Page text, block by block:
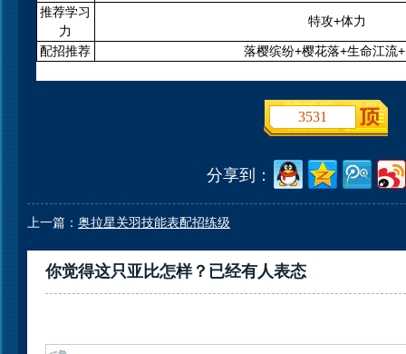
推荐学习
力
特攻+体力
配招推荐 落樱缤纷+樱花落+生命江流
3531
分享到：
上一篇： 奥拉星关羽技能表配招练级
你觉得这只亚比怎样？已经有人表态